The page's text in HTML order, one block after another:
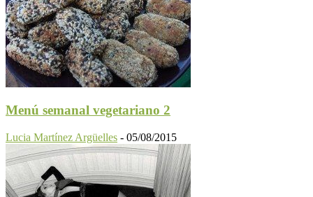
Menú semanal vegetariano 2
Lucia Martínez Argüelles - 05/08/2015